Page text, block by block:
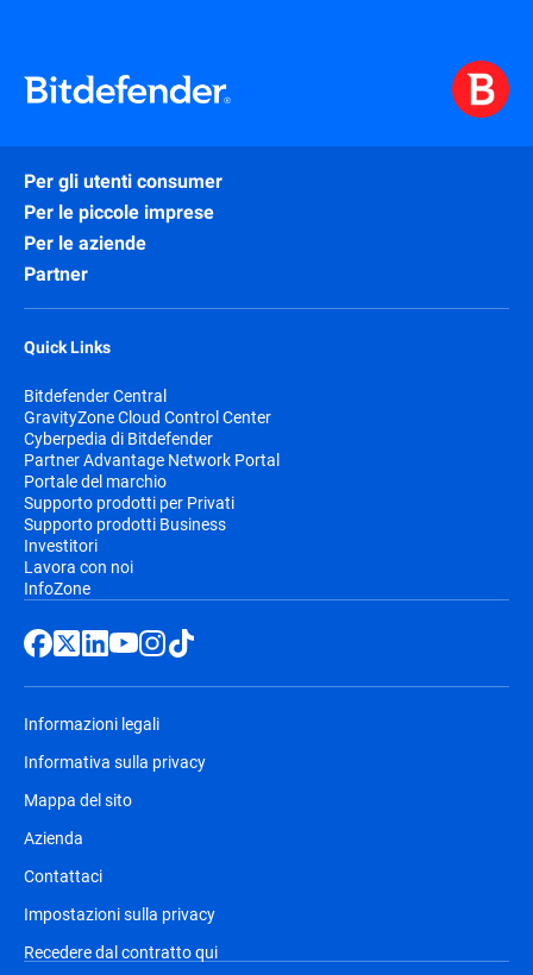
Per gli utenti consumer
Per le piccole imprese
Per le aziende
Partner
Quick Links
Bitdefender Central
GravityZone Cloud Control Center
Cyberpedia di Bitdefender
Partner Advantage Network Portal
Portale del marchio
Supporto prodotti per Privati
Supporto prodotti Business
Investitori
Lavora con noi
InfoZone
Informazioni legali
Informativa sulla privacy
Mappa del sito
Azienda
Contattaci
Impostazioni sulla privacy
Recedere dal contratto qui